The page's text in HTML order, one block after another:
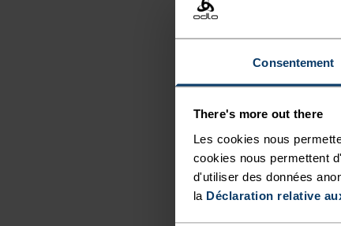
Consentement
There's more out there
Les cookies nous
cookies nous permettent
d'utiliser des données
la Déclaration relative